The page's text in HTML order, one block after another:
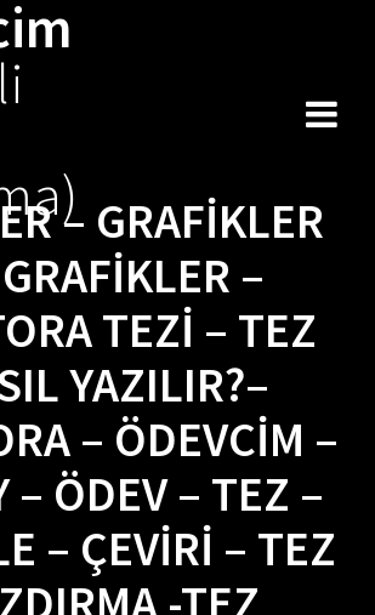
– GRAFIKLER
–
TEZI – TEZ
YAZILIR?–
– ÖDEVCIM –
– ÖDEV – TEZ –
– ÇEVIRI – TEZ
-TEZ